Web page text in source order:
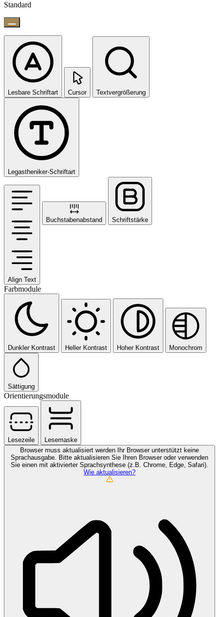
Standard
Lesbare Schriftart Cursor Textvergrößerung
Legastheniker-Schriftart
Align Text
Buchstabenabstand Schriftstärke
Farbmodule
Dunkler Kontrast Heller Kontrast Hoher Kontrast Monochrom
Sättigung
Orientierungsmodule
Lesezeile
Lesemaske
Browser muss aktualisiert werden
Ihr Browser unterstützt keine
Sprachausgabe. Bitte aktualisieren Sie Ihren Browser oder verwenden
Sie einen mit aktivierter Sprachsynthese (z.B. Chrome, Edge, Safari).
Wie aktualisieren?